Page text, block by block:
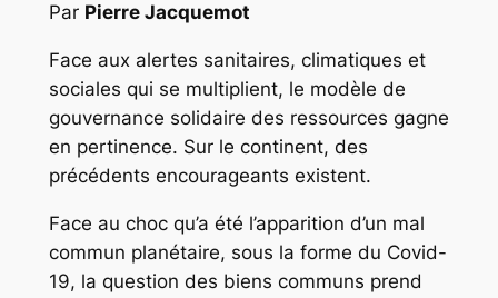
Par Pierre Jacquemot
Face aux alertes sanitaires, climatiques et
sociales qui se multiplient, le modèle de
gouvernance solidaire des ressources gagne
en pertinence. Sur le continent, des
précédents encourageants existent.
Face au choc qu’a été l’apparition d’un mal
commun planétaire, sous la forme du Covid-
19, la question des biens communs prend